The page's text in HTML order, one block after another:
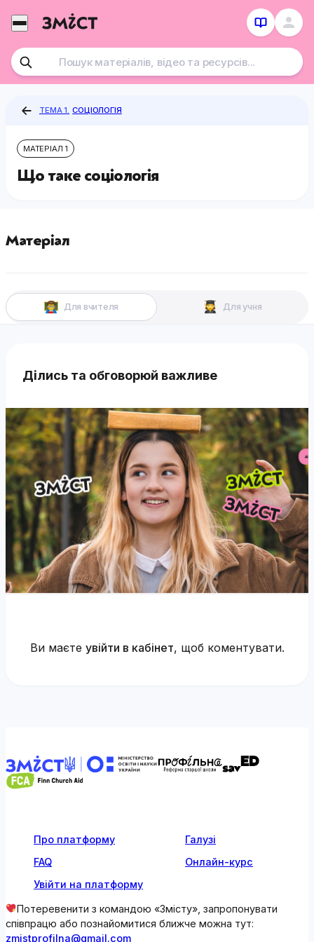
Перейти
до
ТЕМА 1. СОЦІОЛОГІЯ
МАТЕРІАЛ 1
Що таке соціологія
Матеріал
Для вчителя Для учня
Ділись та обговорюй важливе
Ви маєте увійти в кабінет, щоб коментувати.
Про платформу
Галузі
FAQ
Онлайн-курс
Увійти на платформу
Потеревенити з командою «Змісту», запропонувати
співпрацю або познайомитися ближче можна тут:
zmistprofilna@gmail.com